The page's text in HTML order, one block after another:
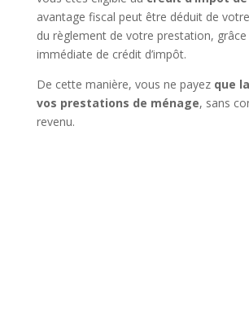
avantage fiscal peut être déduit de
du règlement de votre prestation, grâce
immédiate de crédit d’impôt.
De cette manière, vous ne payez que
vos prestations de ménage, sans
revenu.